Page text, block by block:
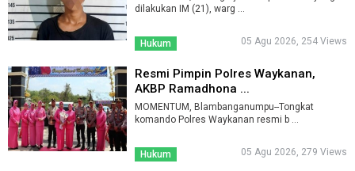
dilakukan IM (21), warg ...
Hukum 05 Agu 2026, 254 Views
Resmi Pimpin Polres Waykanan,
AKBP Ramadhona ...
MOMENTUM, Blambanganumpu--Tongkat
komando Polres Waykanan resmi b ...
Hukum 05 Agu 2026, 279 Views